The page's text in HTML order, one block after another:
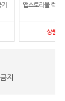
앱스토리몰 럭키
상품보
지